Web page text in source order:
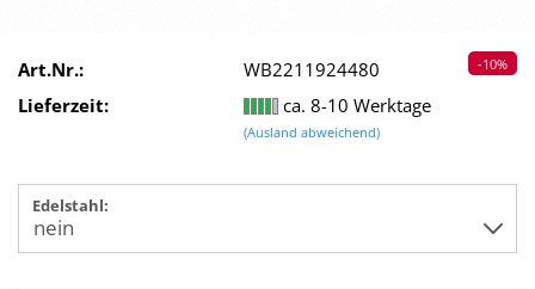
-10%
Art.Nr.:
WB2211924480
Lieferzeit:
ca. 8-10 Werktage
(Ausland abweichend)
Edelstahl: